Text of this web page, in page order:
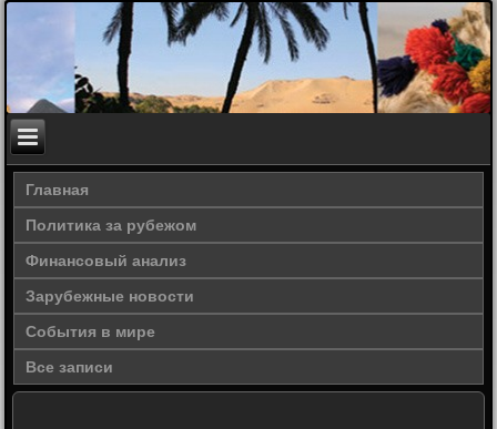
Главная
Политика за рубежом
Финансовый анализ
Зарубежные новости
События в мире
Все записи